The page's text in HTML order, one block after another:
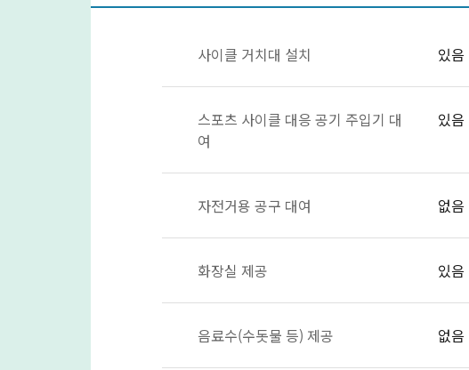
사이클 거치대 설치 있음
스포츠 사이클 대응 공기 주입기 대
여
있음
자전거용 공구 대여 없음
화장실 제공 있음
음료수(수돗물 등) 제공 없음